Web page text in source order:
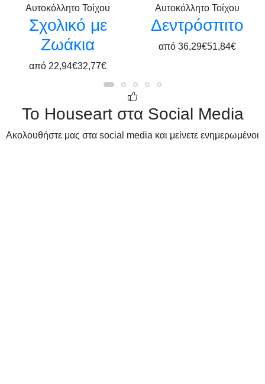
Αυτοκόλλητο Τοίχου
Σχολικό με
Ζωάκια
από 22,94€32,77€
Αυτοκόλλητο Τοίχου
Δεντρόσπιτο
από 36,29€51,84€
Το Houseart στα Social Media
Ακολουθήστε μας στα social media και μείνετε ενημερωμένοι